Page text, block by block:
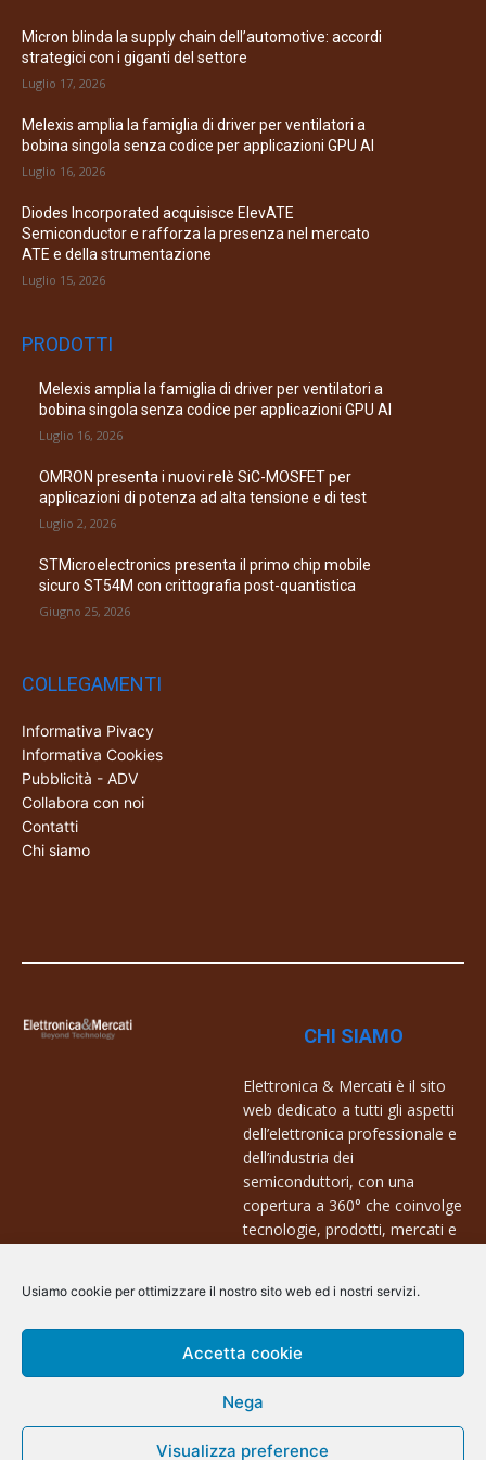
Usiamo cookie per ottimizzare il nostro sito web ed i nostri servizi.
Accetta cookie
Nega
Visualizza preference
Micron blinda la supply chain dell’automotive: accordi
strategici con i giganti del settore
Luglio 17, 2026
Melexis amplia la famiglia di driver per ventilatori a
bobina singola senza codice per applicazioni GPU AI
Luglio 16, 2026
Diodes Incorporated acquisisce ElevATE
Semiconductor e rafforza la presenza nel mercato
ATE e della strumentazione
Luglio 15, 2026
PRODOTTI
Melexis amplia la famiglia di driver per ventilatori a
bobina singola senza codice per applicazioni GPU AI
Luglio 16, 2026
OMRON presenta i nuovi relè SiC-MOSFET per
applicazioni di potenza ad alta tensione e di test
Luglio 2, 2026
STMicroelectronics presenta il primo chip mobile
sicuro ST54M con crittografia post-quantistica
Giugno 25, 2026
COLLEGAMENTI
Informativa Pivacy
Informativa Cookies
Pubblicità - ADV
Collabora con noi
Contatti
Chi siamo
CHI SIAMO
Elettronica & Mercati è il sito
web dedicato a tutti gli aspetti
dell’elettronica professionale e
dell’industria dei
semiconduttori, con una
copertura a 360° che coinvolge
tecnologie, prodotti, mercati e
Contatti:
info@arscommunication.it
@ArsCommunication 2023